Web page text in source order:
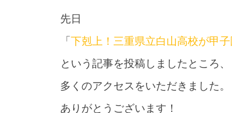
先日
「下剋上！三重県立白山高校が甲
という記事を投稿しましたところ、
多くのアクセスをいただきました。
ありがとうございます！